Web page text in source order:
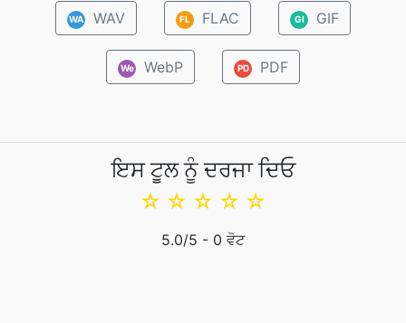
WA WAV FL FLAC GI GIF
We WebP PD PDF
ਇਸ ਟੂਲ ਨੂੰ ਦਰਜਾ ਦਿਓ
☆
☆
☆
☆
☆
5.0/5 - 0 ਵੋਟ